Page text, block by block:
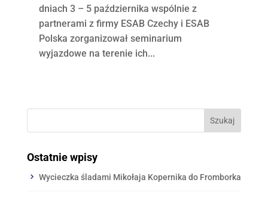
dniach 3 – 5 października wspólnie z
partnerami z firmy ESAB Czechy i ESAB
Polska zorganizował seminarium
wyjazdowe na terenie ich...
Ostatnie wpisy
Wycieczka śladami Mikołaja Kopernika do Fromborka